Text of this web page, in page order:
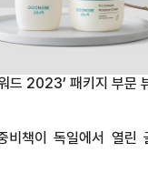
드 2023’ 패키지 부문
책이 독일에서 열